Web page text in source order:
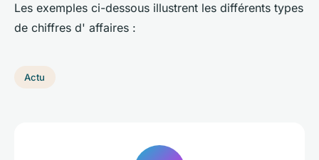
Les exemples ci-dessous illustrent les différents types
de chiffres d' affaires :
Actu